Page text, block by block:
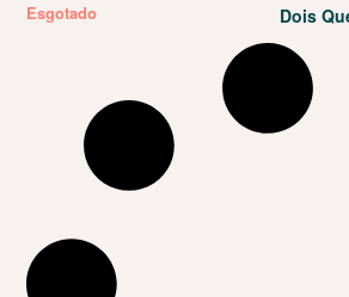
Esgotado
Dois